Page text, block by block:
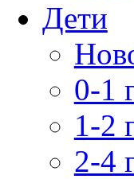
Дети
0-1
1-2
2-4